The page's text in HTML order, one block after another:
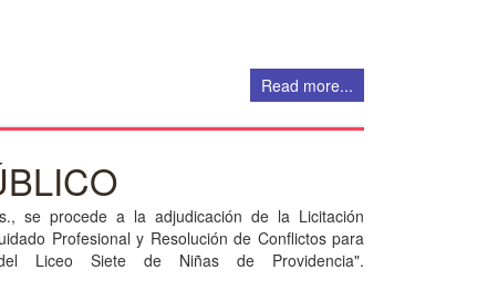
Read more...
se procede a la adjudicación de la Licitación
Profesional y Resolución de Conflictos para
Liceo Siete de Niñas de Providencia".